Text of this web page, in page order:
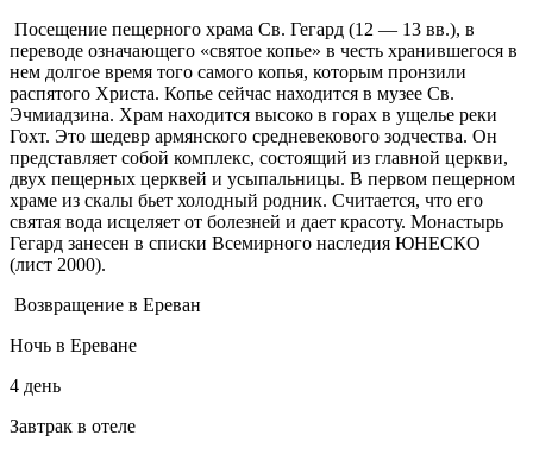
Посещение пещерного храма Св. Гегард (12 — 13 вв.), в
переводе означающего «святое копье» в честь хранившегося в
нем долгое время того самого копья, которым пронзили
распятого Христа. Копье сейчас находится в музее Св.
Эчмиадзина. Храм находится высоко в горах в ущелье реки
Гохт. Это шедевр армянского средневекового зодчества. Он
представляет собой комплекс, состоящий из главной церкви,
двух пещерных церквей и усыпальницы. В первом пещерном
храме из скалы бьет холодный родник. Считается, что его
святая вода исцеляет от болезней и дает красоту. Монастырь
Гегард занесен в списки Всемирного наследия ЮНЕСКО
(лист 2000).
Возвращение в Ереван
Ночь в Ереване
4 день
Завтрак в отеле